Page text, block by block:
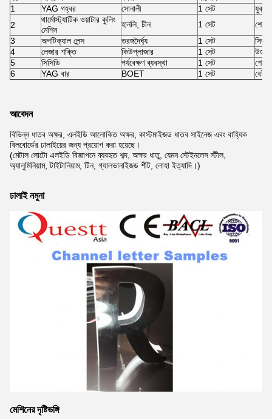
1
YAG গহ্বর সোনালী 1 সেট
2
থার্মোস্ট্যাটিক ওয়াটার কুলিং
মেশিন
হানলি, চীন 1 সেট
3
অপটিক্যাল লেন্স তরঙ্গদৈর্ঘ্য 1 সেট
4
লেজার শক্তি কিউপ্লাজার 1 সেট
উহান
5
সিসিডি পর্যবেক্ষণ ব্যবস্থা 1 সেট
6
YAG বার BOET 1 সেট
আবেদন
বিভিন্ন ধাতব অক্ষর, এলইডি আলোকিত অক্ষর, কাস্টমাইজড ধাতব সাইনেজ এবং বাহ্যিক
বিলবোর্ডের ঢালাইয়ের জন্য প্রয়োগ করা হয়েছে।
(মেটাল লোটো এলইডি বিজ্ঞাপনে ব্যবহৃত শব্দ, অক্ষর ধাতু, যেমন স্টেইনলেস স্টীল,
অ্যালুমিনিয়াম, টাইটানিয়াম, টিন, গ্যালভানাইজড শীট, লোহা ইত্যাদি।)
ঢালাই নমুনা
মেশিনের দৃষ্টিভঙ্গি